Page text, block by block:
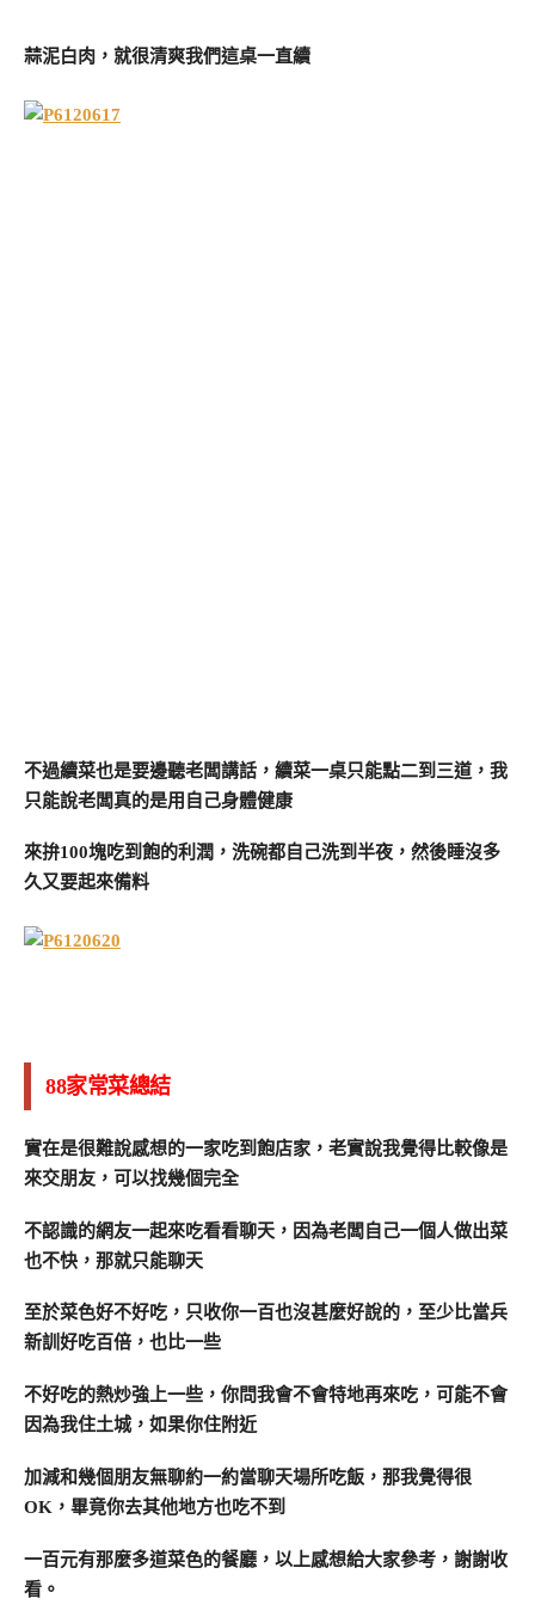
蒜泥白肉，就很清爽我們這桌一直續
不過續菜也是要邊聽老闆講話，續菜一桌只能點二到三道，我
只能說老闆真的是用自己身體健康
來拚100塊吃到飽的利潤，洗碗都自己洗到半夜，然後睡沒多
久又要起來備料
88家常菜總結
實在是很難說感想的一家吃到飽店家，老實說我覺得比較像是
來交朋友，可以找幾個完全
不認識的網友一起來吃看看聊天，因為老闆自己一個人做出菜
也不快，那就只能聊天
至於菜色好不好吃，只收你一百也沒甚麼好說的，至少比當兵
新訓好吃百倍，也比一些
不好吃的熱炒強上一些，你問我會不會特地再來吃，可能不會
因為我住土城，如果你住附近
加減和幾個朋友無聊約一約當聊天場所吃飯，那我覺得很
OK，畢竟你去其他地方也吃不到
一百元有那麼多道菜色的餐廳，以上感想給大家參考，謝謝收
看。